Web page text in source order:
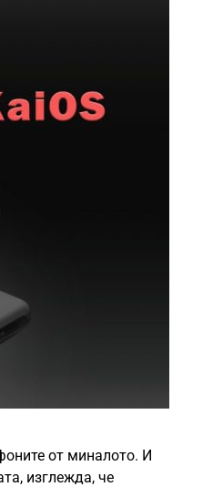
от миналото. И
изглежда, че